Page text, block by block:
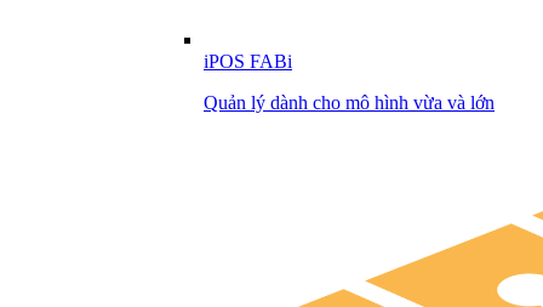
iPOS FABi
Quản lý dành cho mô hình vừa và lớn